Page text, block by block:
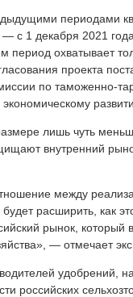
периодами
с 1 декабря 2021
период охватывает
проекта
по
экономическому
лишь чуть
внутренний
между
расширить, как
рынок,
— отмечает
удобрений,
российских